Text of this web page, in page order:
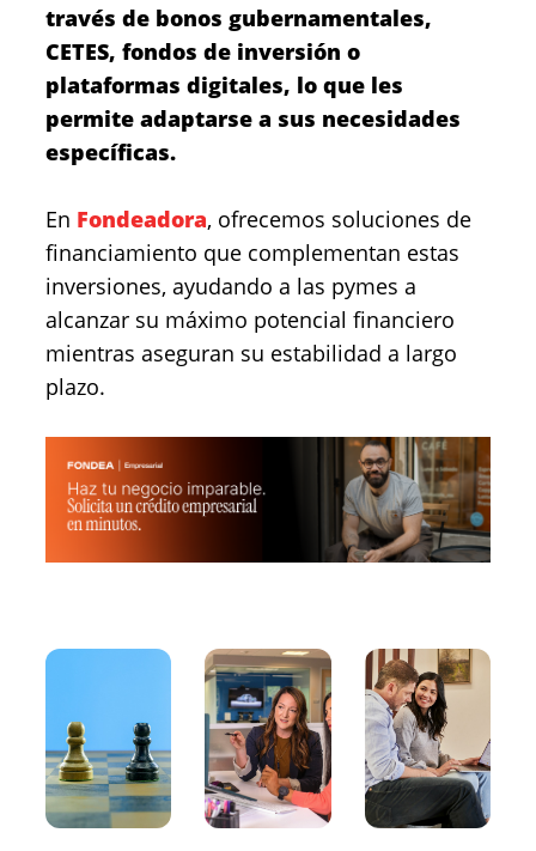
través de bonos gubernamentales,
CETES, fondos de inversión o
plataformas digitales, lo que les
permite adaptarse a sus necesidades
específicas.
En Fondeadora, ofrecemos soluciones de
financiamiento que complementan estas
inversiones, ayudando a las pymes a
alcanzar su máximo potencial financiero
mientras aseguran su estabilidad a largo
plazo.